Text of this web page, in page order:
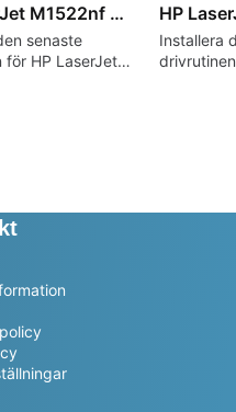
HP LaserJet M1522nf Multifunction Printer drivers
senaste
för HP LaserJet
Installera